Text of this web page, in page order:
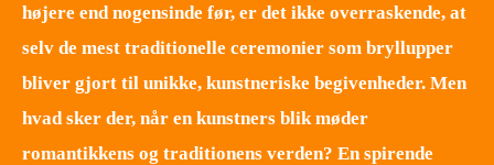
højere end nogensinde før, er det ikke overraskende, at
selv de mest traditionelle ceremonier som bryllupper
bliver gjort til unikke, kunstneriske begivenheder. Men
hvad sker der, når en kunstners blik møder
romantikkens og traditionens verden? En spirende